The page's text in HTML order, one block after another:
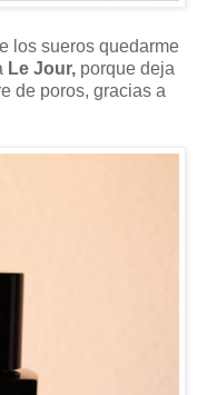
los sueros quedarme
Le Jour, porque deja
de poros, gracias a